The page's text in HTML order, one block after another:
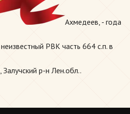
Ахмедеев, - года
РВК часть 664 с.п. в
р-н Лен.обл..